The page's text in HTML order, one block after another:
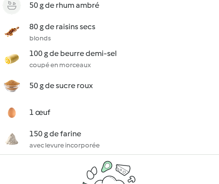
50 g de rhum ambré
80 g de raisins secs
blonds
100 g de beurre demi-sel
coupé en morceaux
50 g de sucre roux
1 œuf
150 g de farine
avec levure incorporée